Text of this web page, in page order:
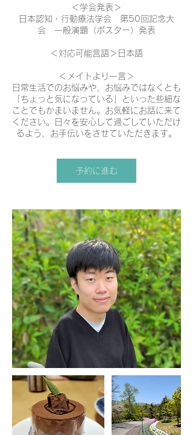
＜学会発表＞
日本認知・行動療法学会 第50回記念大
会 一般演題（ポスター）発表
＜対応可能言語＞日本語
＜メイトより一言＞
日常生活でのお悩みや、お悩みではなくとも
「ちょっと気になっている」といった些細な
ことでもかまいません。お気軽にお話に来て
ください。日々を安心して過ごしていただけ
るよう、お手伝いをさせていただきます。
予約に進む